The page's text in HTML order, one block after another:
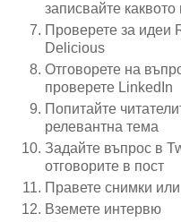
записвайте
Проверете за идеи
Delicious
Отговорете на
проверете LinkedIn
Попитайте
релевантна тема
Задайте въпрос в
отговорите в пост
Правете снимки
Вземете интервю